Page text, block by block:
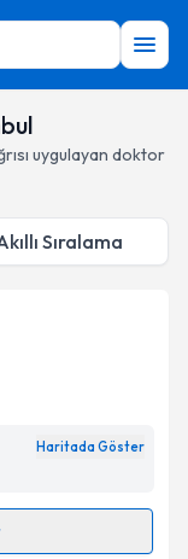
uygulayan doktor
Sıralama
Haritada Göster